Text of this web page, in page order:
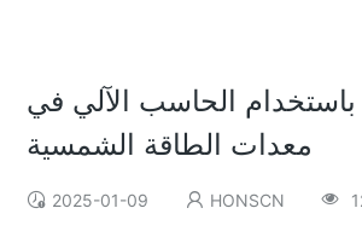
باستخدام الحاسب الآلي في
معدات الطاقة الشمسية
2025-01-09 HONSCN